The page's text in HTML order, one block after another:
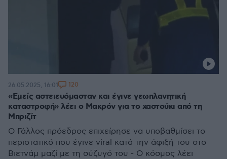
«Εμείς αστειευόμασταν και έγινε γεωπλανητική
καταστροφή» λέει ο Μακρόν για το χαστούκι από τη
Μπριζίτ
Ο Γάλλος πρόεδρος επιχείρησε να υποβαθμίσει το
περιστατικό που έγινε viral κατά την άφιξή του στο
Βιετνάμ μαζί με τη σύζυγό του - Ο κόσμος λέει
26.05.2025, 16:01 120